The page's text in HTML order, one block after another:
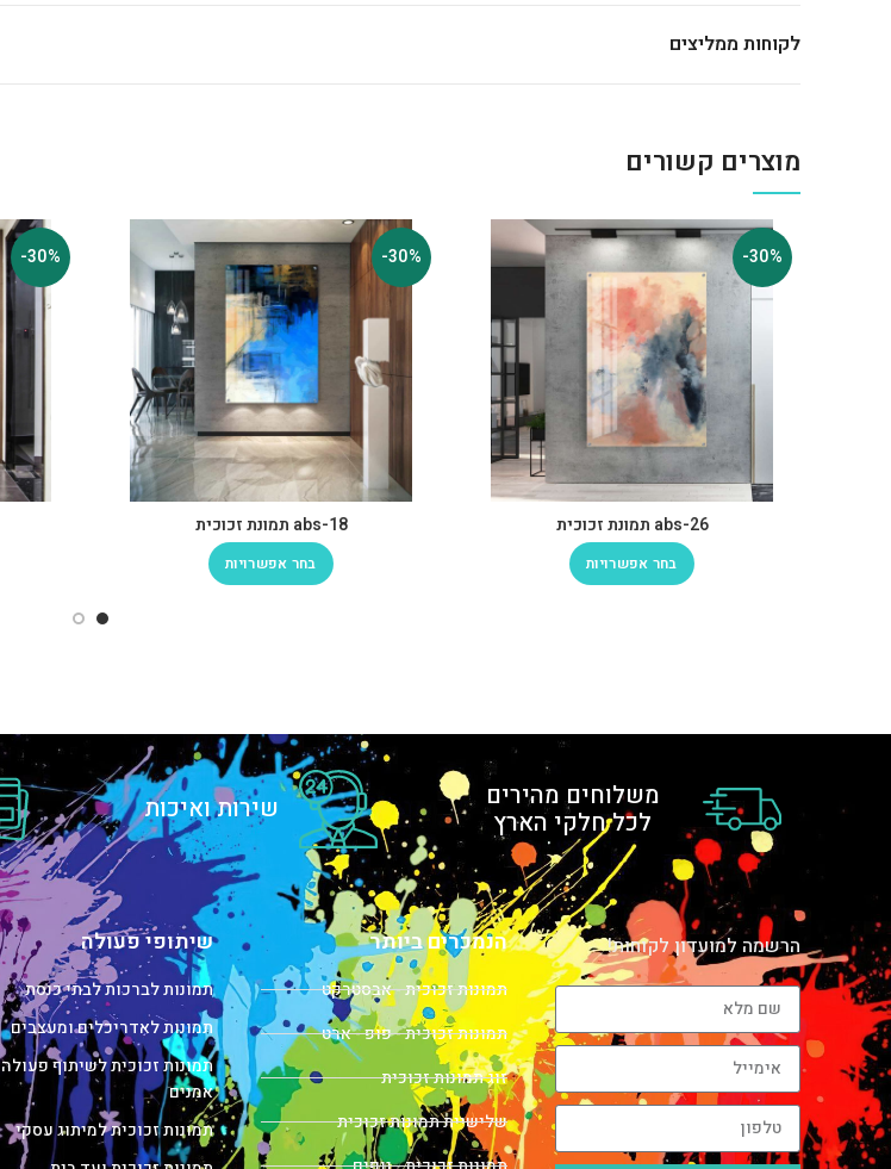
לקוחות ממליצים
מוצרים קשורים
-30%
abs-26 תמונת זכוכית
בחר אפשרויות
-30%
abs-18 תמונת זכוכית
בחר אפשרויות
-30%
משלוחים מהירים
לכל חלקי הארץ שירות ואיכות
הרשמה למועדון לקוחות! הנמכרים ביותר
תמונות זכוכית - אבסטרקט
תמונות זכוכית - פופ - ארט
זוג תמונות זכוכית
שלישיית תמונות זכוכית
שיתופי פעולה
תמונות לברכות לבתי כנסת
תמונות לאדריכלים ומעצבים
תמונות זכוכית לשיתוף פעולה
אמנים
תמונות זכוכית למיתוג עסקי